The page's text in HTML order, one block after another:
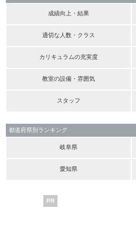
成績向上・結果
適切な人数・クラス
カリキュラムの充実度
教室の設備・雰囲気
スタッフ
都道府県別ランキング
岐阜県
愛知県
PR